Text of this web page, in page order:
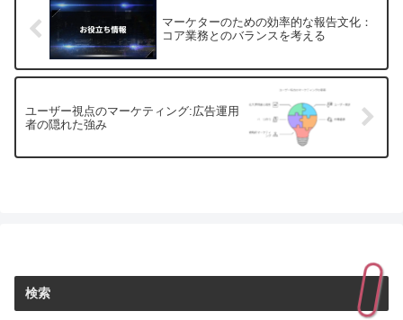
マーケターのための効率的な報告文化：
コア業務とのバランスを考える
ユーザー視点のマーケティング:広告運用
者の隠れた強み
検索